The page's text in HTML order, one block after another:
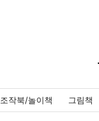
조작북/놀이책 그림책